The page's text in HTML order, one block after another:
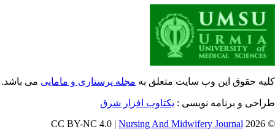
حقوق این وب سایت متعلق بهمجله پرستاری و ماماییمی باشد.
و برنامه نویسی : یکتاوب افزار شرق
©
Nursing And Midwifery Journal